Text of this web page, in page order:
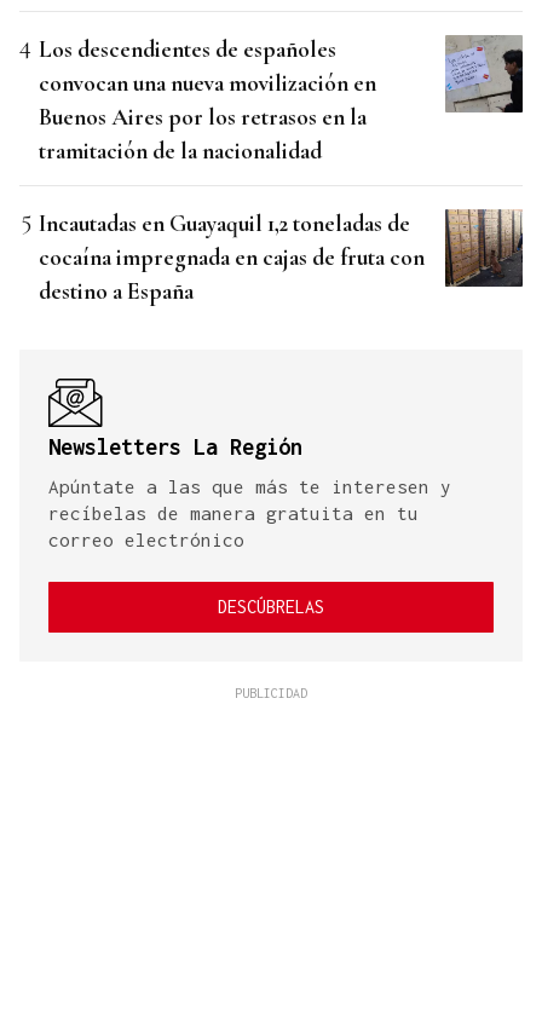
Los descendientes de españoles
convocan una nueva movilización en
Buenos Aires por los retrasos en la
tramitación de la nacionalidad
Incautadas en Guayaquil 1,2 toneladas de
cocaína impregnada en cajas de fruta con
destino a España
Newsletters La Región
Apúntate a las que más te interesen y
recíbelas de manera gratuita en tu
correo electrónico
DESCÚBRELAS